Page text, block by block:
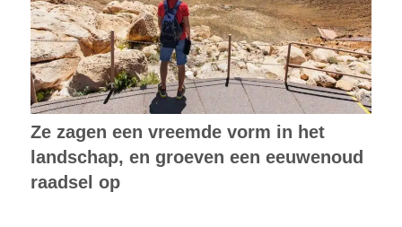
Ze zagen een vreemde vorm in het
landschap, en groeven een eeuwenoud
raadsel op